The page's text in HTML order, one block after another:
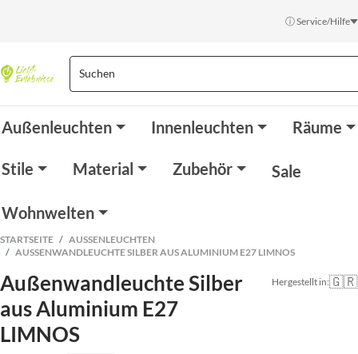
ⓘ Service/Hilfe
Außenleuchten Innenleuchten Räume
Stile Material Zubehör Sale
Wohnwelten
STARTSEITE
AUSSENLEUCHTEN
AUSSENWANDLEUCHTE SILBER AUS ALUMINIUM E27 LIMNOS
Außenwandleuchte Silber
aus Aluminium E27
LIMNOS
Hergestellt in:🇬🇷